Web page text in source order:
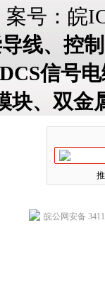
案号： 皖
线、控
信号
块、双金
皖公网安备